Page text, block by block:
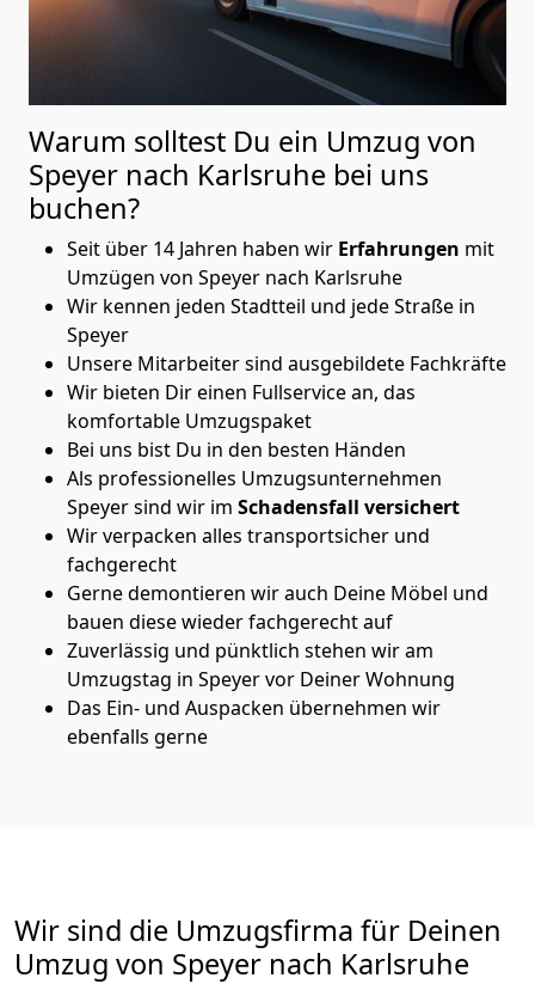
Warum solltest Du ein Umzug von
Speyer nach Karlsruhe bei uns
buchen?
Seit über 14 Jahren haben wir Erfahrungen mit
Umzügen von Speyer nach Karlsruhe
Wir kennen jeden Stadtteil und jede Straße in
Speyer
Unsere Mitarbeiter sind ausgebildete Fachkräfte
Wir bieten Dir einen Fullservice an, das
komfortable Umzugspaket
Bei uns bist Du in den besten Händen
Als professionelles Umzugsunternehmen
Speyer sind wir im Schadensfall versichert
Wir verpacken alles transportsicher und
fachgerecht
Gerne demontieren wir auch Deine Möbel und
bauen diese wieder fachgerecht auf
Zuverlässig und pünktlich stehen wir am
Umzugstag in Speyer vor Deiner Wohnung
Das Ein- und Auspacken übernehmen wir
ebenfalls gerne
Wir sind die Umzugsfirma für Deinen
Umzug von Speyer nach Karlsruhe